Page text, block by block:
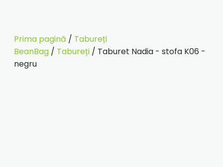
Prima pagină / Tabureți
BeanBag / Tabureți / Taburet Nadia - stofa K06 -
negru